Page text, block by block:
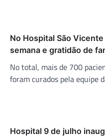
No Hospital São
semana e gratidão de
No total, mais de 700
foram curados pela equipe
Hospital 9 de julho